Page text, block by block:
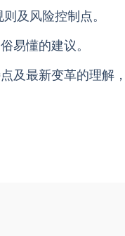
及风险控制点。
易懂的建议。
及最新变革的理